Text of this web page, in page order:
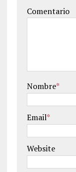
Comentario
Nombre*
Email*
Website